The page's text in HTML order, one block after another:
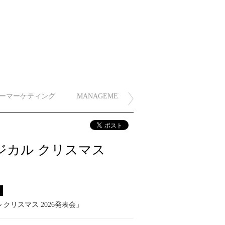
マーケティング MANAGEMENT
カル クリスマス
クリスマス 2026発表会」